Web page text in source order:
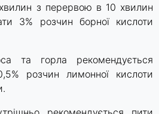
з перервою в 10 хвилин
3% розчин борної кислоти
та горла рекомендується
розчин лимонної кислоти